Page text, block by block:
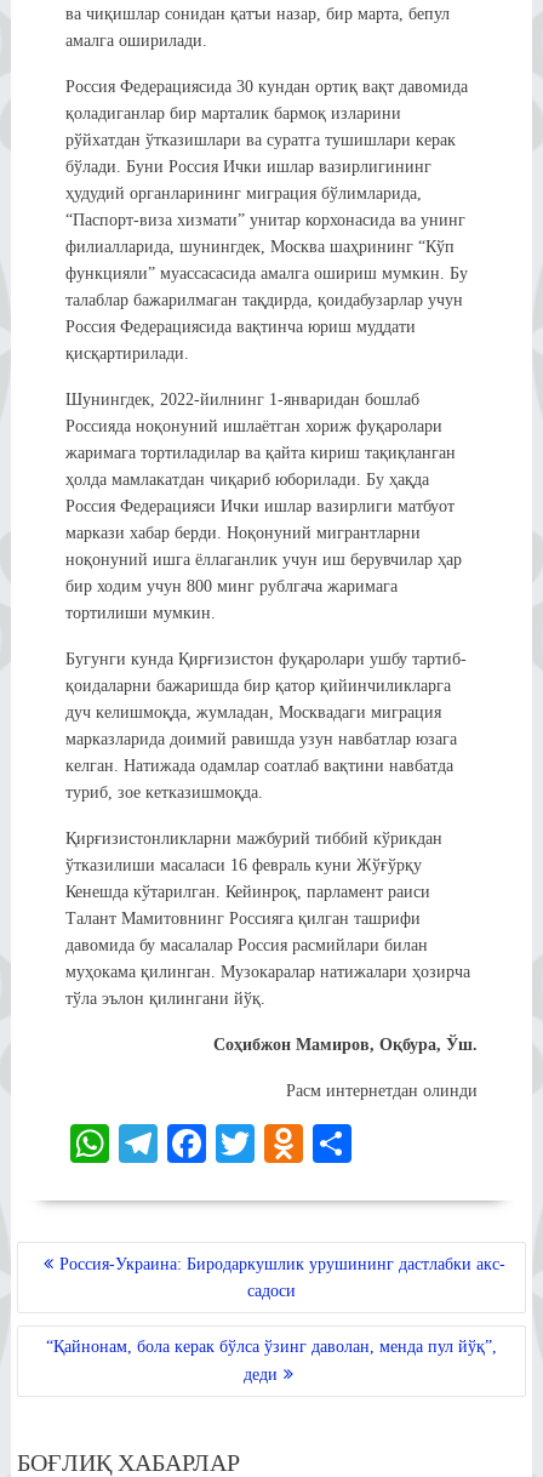
ва чиқишлар сонидан қатъи назар, бир марта, бепул
амалга оширилади.
Россия Федерациясида 30 кундан ортиқ вақт давомида
қоладиганлар бир марталик бармоқ изларини
рўйхатдан ўтказишлари ва суратга тушишлари керак
бўлади. Буни Россия Ички ишлар вазирлигининг
ҳудудий органларининг миграция бўлимларида,
“Паспорт-виза хизмати” унитар корхонасида ва унинг
филиалларида, шунингдек, Москва шаҳрининг “Кўп
функцияли” муассасасида амалга ошириш мумкин. Бу
талаблар бажарилмаган тақдирда, қоидабузарлар учун
Россия Федерациясида вақтинча юриш муддати
қисқартирилади.
Шунингдек, 2022-йилнинг 1-январидан бошлаб
Россияда ноқонуний ишлаётган хориж фуқаролари
жаримага тортиладилар ва қайта кириш тақиқланган
ҳолда мамлакатдан чиқариб юборилади. Бу ҳақда
Россия Федерацияси Ички ишлар вазирлиги матбуот
маркази хабар берди. Ноқонуний мигрантларни
ноқонуний ишга ёллаганлик учун иш берувчилар ҳар
бир ходим учун 800 минг рублгача жаримага
тортилиши мумкин.
Бугунги кунда Қирғизистон фуқаролари ушбу тартиб-
қоидаларни бажаришда бир қатор қийинчиликларга
дуч келишмоқда, жумладан, Москвадаги миграция
марказларида доимий равишда узун навбатлар юзага
келган. Натижада одамлар соатлаб вақтини навбатда
туриб, зое кетказишмоқда.
Қирғизистонликларни мажбурий тиббий кўрикдан
ўтказилиши масаласи 16 февраль куни Жўғўрқу
Кенешда кўтарилган. Кейинроқ, парламент раиси
Талант Мамитовнинг Россияга қилган ташрифи
давомида бу масалалар Россия расмийлари билан
муҳокама қилинган. Музокаралар натижалари ҳозирча
тўла эълон қилингани йўқ.
Соҳибжон Мамиров, Оқбура, Ўш.
Расм интернетдан олинди
W
A
Te
a
Fa
ok
T
r
O
la
ni
POSTРоссия-Украина: Биродаркушлик урушининг дастлабки акс-
садоси
“Қайнонам, бола керак бўлса ўзинг даволан, менда пул йўқ”,
деди
БОҒЛИҚ ХАБАРЛАР